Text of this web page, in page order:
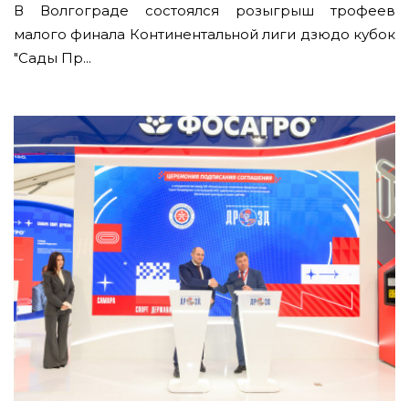
В Волгограде состоялся розыгрыш трофеев
малого финала Континентальной лиги дзюдо кубок
"Сады Пр...